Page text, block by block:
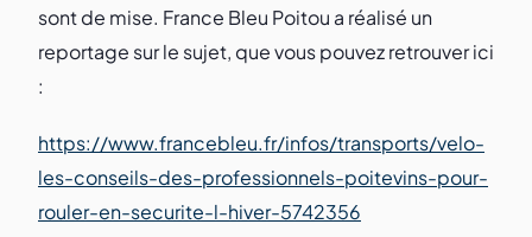
sont de mise. France Bleu Poitou a réalisé un
reportage sur le sujet, que vous pouvez retrouver ici
:
https://www.francebleu.fr/infos/transports/velo-
les-conseils-des-professionnels-poitevins-pour-
rouler-en-securite-l-hiver-5742356